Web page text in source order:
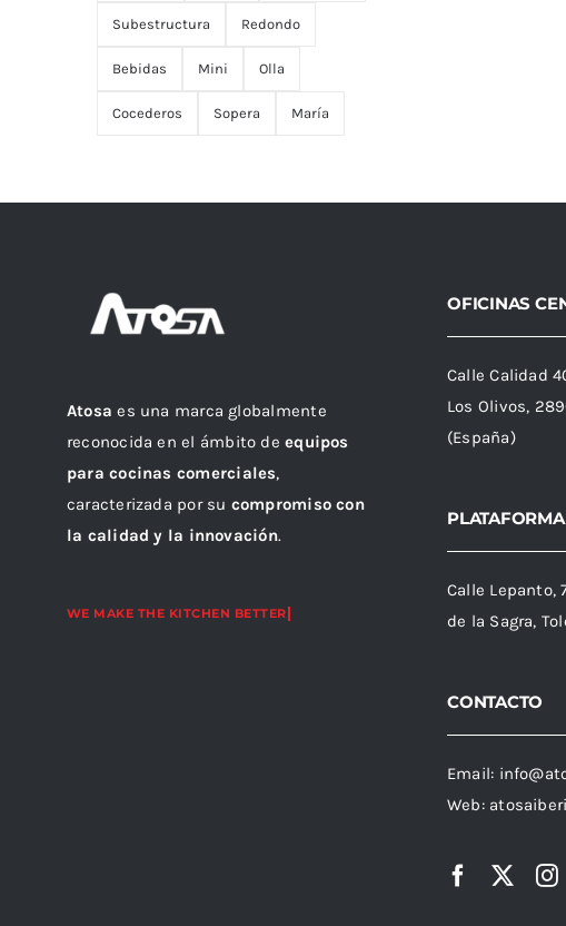
Subestructura Redondo
Bebidas Mini Olla
Cocederos Sopera María
Atosa es una marca globalmente
reconocida en el ámbito deequipos
para cocinas comerciales,
caracterizada por su compromiso con
la calidad y la innovación.
OFICINAS
Calle Calidad
Los Olivos,
(España)
Calle Lepanto,
de la Sagra,
CONTACTO
Email:
Web: